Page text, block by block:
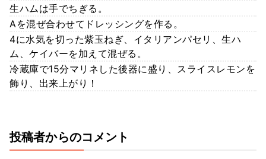
生ハムは手でちぎる。
Aを混ぜ合わせてドレッシングを作る。
4に水気を切った紫玉ねぎ、イタリアンパセリ、生ハ
ム、ケイバーを加えて混ぜる。
冷蔵庫で15分マリネした後器に盛り、スライスレモンを
飾り、出来上がり！
投稿者からのコメント